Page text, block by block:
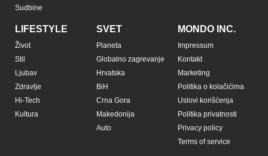
Sudbine
LIFESTYLE
Život
Stil
Ljubav
Zdravlje
Hi-Tech
Kultura
SVET
Planeta
Globalno zagrevanje
Hrvatska
BiH
Crna Gora
Makedonija
Auto
MONDO INC.
Impressum
Kontakt
Marketing
Politika o kolačićima
Uslovi korišćenja
Politika privatnosti
Privacy policy
Terms of service